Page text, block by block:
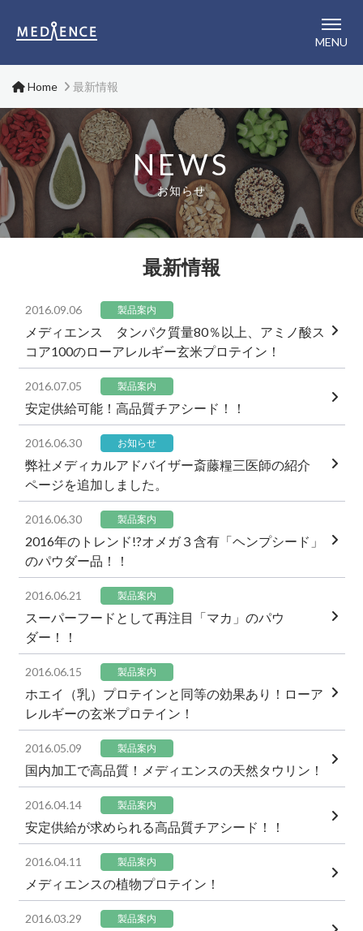
MENU
Home 最新情報
NEWS
お知らせ
最新情報
2016.09.06 製品案内
メディエンス タンパク質量80％以上、アミノ酸ス
コア100のローアレルギー玄米プロテイン！
2016.07.05 製品案内
安定供給可能！高品質チアシード！！
2016.06.30 お知らせ
弊社メディカルアドバイザー斎藤糧三医師の紹介
ページを追加しました。
2016.06.30 製品案内
2016年のトレンド!?オメガ３含有「ヘンプシード」
のパウダー品！！
2016.06.21 製品案内
スーパーフードとして再注目「マカ」のパウ
ダー！！
2016.06.15 製品案内
ホエイ（乳）プロテインと同等の効果あり！ローア
レルギーの玄米プロテイン！
2016.05.09 製品案内
国内加工で高品質！メディエンスの天然タウリン！
2016.04.14 製品案内
安定供給が求められる高品質チアシード！！
2016.04.11 製品案内
メディエンスの植物プロテイン！
2016.03.29 製品案内